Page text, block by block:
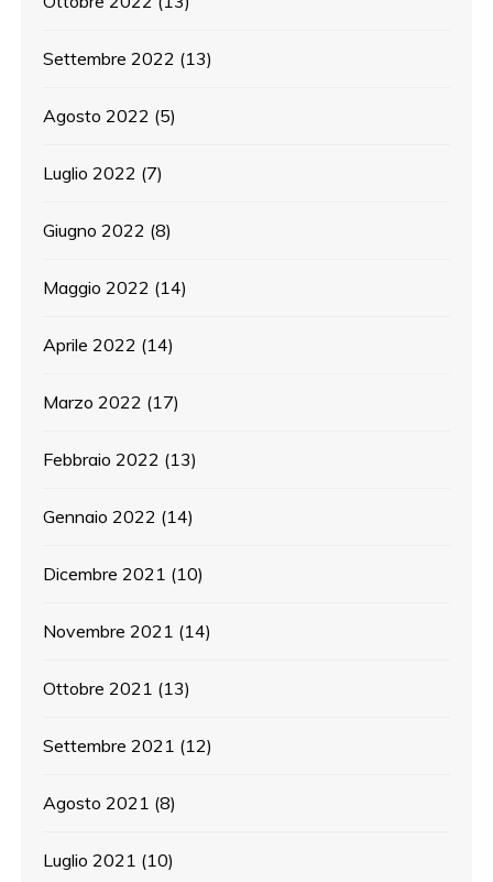
Settembre 2022 (13)
Agosto 2022 (5)
Luglio 2022 (7)
Giugno 2022 (8)
Maggio 2022 (14)
Aprile 2022 (14)
Marzo 2022 (17)
Febbraio 2022 (13)
Gennaio 2022 (14)
Dicembre 2021 (10)
Novembre 2021 (14)
Ottobre 2021 (13)
Settembre 2021 (12)
Agosto 2021 (8)
Luglio 2021 (10)